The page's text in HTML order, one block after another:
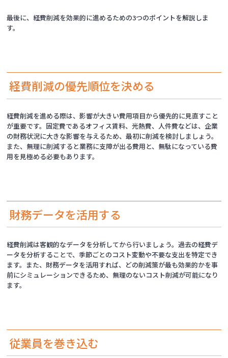
最後に、経費削減を効果的に進めるための3つのポイントを解説しま
す。
経費削減の優先順位を決める
経費削減を進める際は、影響が大きい費用項目から優先的に見直すこと
が重要です。固定費であるオフィス賃料、光熱費、人件費などは、企業
の財務状況に大きな影響を与えるため、最初に削減を検討しましょう。
また、無理に削減すると業務に支障が出る費用と、無駄になっている費
用を見極める必要もあります。
財務データを活用する
経費削減は客観的なデータを分析してから行いましょう。過去の経費デ
ータを分析することで、季節ごとのコスト変動や不要な支出を特定でき
ます。また、財務データを活用すれば、どの削減策が最も効果的かを事
前にシミュレーションできるため、無理のないコスト削減が可能になり
ます。
従業員を巻き込む